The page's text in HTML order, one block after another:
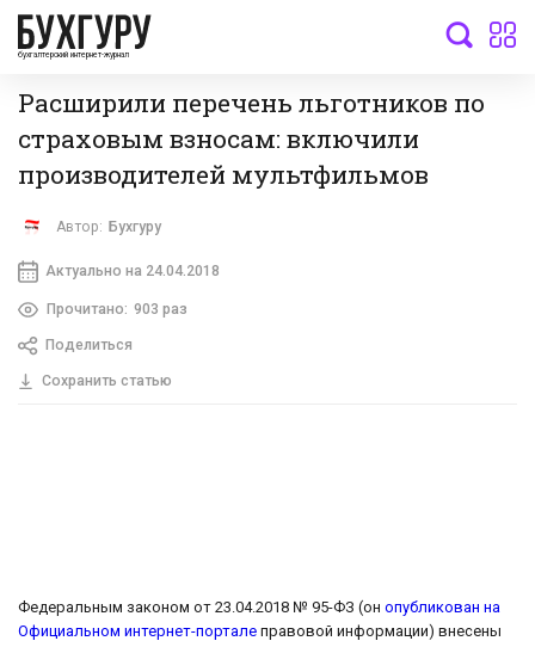
бухгалтерский интернет-журнал
Расширили перечень льготников по
страховым взносам: включили
производителей мультфильмов
Автор: Бухгуру
Актуально на 24.04.2018
Прочитано: 903 раз
Поделиться
Сохранить статью
Федеральным законом от 23.04.2018 № 95-ФЗ (он опубликован на
Официальном интернет-портале правовой информации) внесены